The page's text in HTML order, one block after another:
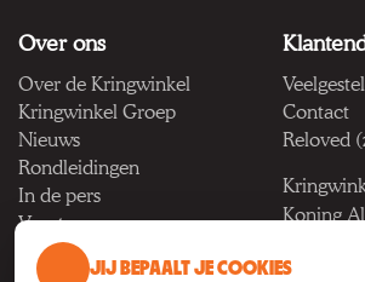
Over ons
Over de Kringwinkel
Kringwinkel Groep
Nieuws
Rondleidingen
In de pers
Vacatures
Contact
Reloved
Koning
BTW BE
JIJ BEPAALT JE COOKIES